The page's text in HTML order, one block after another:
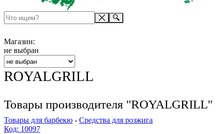
Магазин:
не выбран
ROYALGRILL
Товары производителя "ROYALGRILL"
Товары для барбекю - Средства для розжига
Код: 10097